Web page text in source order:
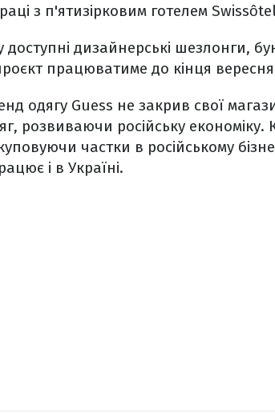
з п'ятизірковим готелем
доступні дизайнерські шезлонги,
працюватиме до кінця
одягу Guess не закрив свої
розвиваючи російську економіку.
частки в російському
і в Україні.